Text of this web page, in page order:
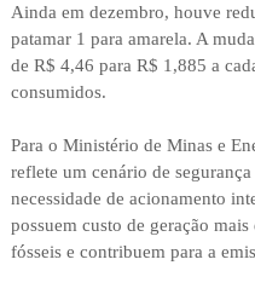
Ainda em dezembro, houve
patamar 1 para amarela. A
de R$ 4,46 para R$ 1,885 a
consumidos.
Para o Ministério de Minas e
reflete um cenário de
necessidade de acionamento
possuem custo de geração
fósseis e contribuem para a